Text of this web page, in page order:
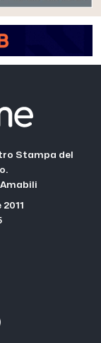
Stampa del